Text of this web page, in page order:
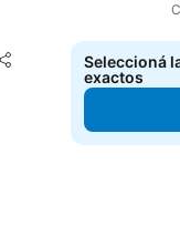
Compartir
Añadir a favoritos
Seleccioná
exactos